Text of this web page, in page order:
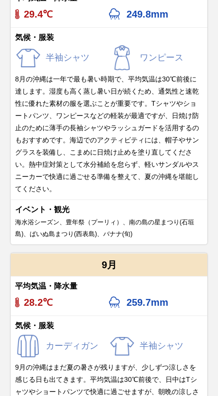
29.4℃ 249.8mm
気候・服装
半袖シャツ ワンピース
8月の沖縄は一年で最も暑い時期で、平均気温は30℃前後に
達します。湿度も高く蒸し暑い日が続くため、通気性と速乾
性に優れた素材の服を選ぶことが重要です。Tシャツやショ
ートパンツ、ワンピースなどの軽装が最適ですが、日焼け防
止のために薄手の長袖シャツやラッシュガードを活用するの
もおすすめです。海辺でのアクティビティには、帽子やサン
グラスを装備し、こまめに日焼け止めを塗り直してくださ
い。熱中症対策として水分補給を怠らず、軽いサンダルやス
ニーカーで快適に過ごせる準備を整えて、夏の沖縄を堪能し
てください。
イベント・観光
海水浴シーズン、豊年祭（プーリィ）、南の島の星まつり(石垣
島)、ぱいぬ島まつり(西表島)、バナナ(旬)
9月
平均気温・降水量
28.2℃ 259.7mm
気候・服装
カーディガン 半袖シャツ
9月の沖縄はまだ夏の暑さが残りますが、少しずつ涼しさを
感じる日も出てきます。平均気温は30℃前後で、日中はTシ
ャツやショートパンツで快適に過ごせますが、朝晩の涼しさ